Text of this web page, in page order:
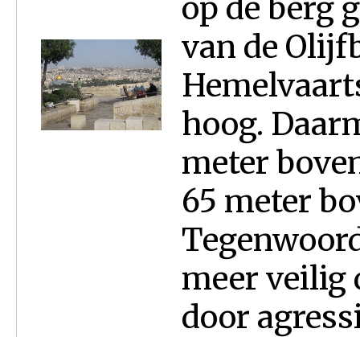
op de berg
van de
hoog.
meter
65 meter
meer veilig
door